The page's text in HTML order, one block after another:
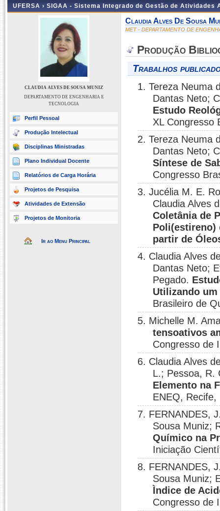
UFERSA › SIGAA - Sistema Integrado de Gestão de Atividades
CLAUDIA ALVES DE SOUSA MUNIZ
DEPARTAMENTO DE ENGENHARIA E
TECNOLOGIA
Perfil Pessoal
Produção Intelectual
Disciplinas Ministradas
Plano Individual Docente
Relatórios de Carga Horária
Projetos de Pesquisa
Atividades de Extensão
Projetos de Monitoria
Ir ao Menu Principal
Claudia Alves De Sousa
MET - DEPARTAMENTO DE
Produção
Trabalhos
1. Tereza Neuma
Dantas Neto;
Estudo
XL Congresso
2. Tereza Neuma
Dantas Neto;
Síntese de
Congresso
3. Jucélia M. E.
Claudia Alves
Coletânia de
Poli(estireno)
partir de
4. Claudia Alves
Dantas Neto;
Pegado.
Utilizando
Brasileiro de
5. Michelle M.
tensoativos
Congresso de
6. Claudia Alves
L.; Pessoa, R.
Elemento na
ENEQ, Recife,
7. FERNANDES,
Sousa Muniz;
Químico na
Iniciação
8. FERNANDES,
Sousa Muniz;
Ìndice de
Congresso de